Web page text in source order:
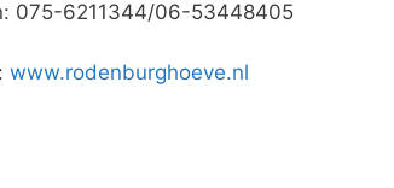
075-6211344/06-53448405
www.rodenburghoeve.nl